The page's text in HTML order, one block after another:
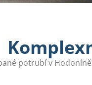
potrubí v